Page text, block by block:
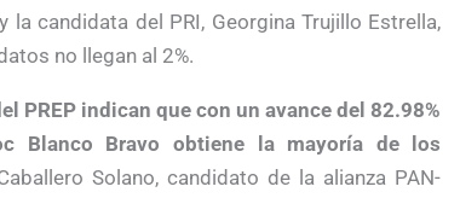
la candidata del PRI, Georgina Trujillo Estrella,
no llegan al 2%.
PREP indican que con un avance del 82.98%
Blanco Bravo obtiene la mayoría de los
Solano, candidato de la alianza PAN-